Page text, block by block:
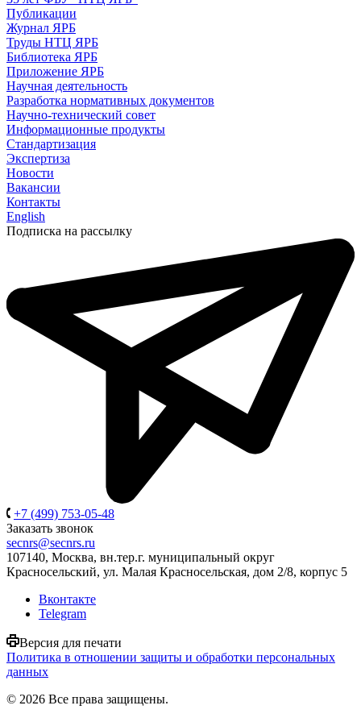
Публикации
Журнал ЯРБ
Труды НТЦ ЯРБ
Библиотека ЯРБ
Приложение ЯРБ
Научная деятельность
Разработка нормативных документов
Научно-технический совет
Информационные продукты
Стандартизация
Экспертиза
Новости
Вакансии
Контакты
English
Подписка на рассылку
+7 (499) 753-05-48
Заказать звонок
secnrs@secnrs.ru
107140, Москва, вн.тер.г. муниципальный округ
Красносельский, ул. Малая Красносельская, дом 2/8, корпус 5
Вконтакте
Telegram
Версия для печати
Политика в отношении защиты и обработки персональных
данных
© 2026 Все права защищены.